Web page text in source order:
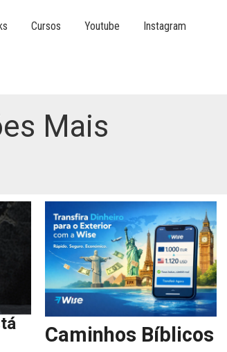
Cursos Youtube Instagram
Mais
Caminhos Bíblicos